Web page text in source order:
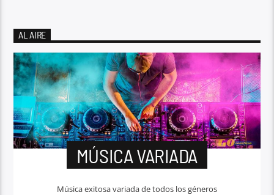
AL AIRE
MÚSICA VARIADA
Música exitosa variada de todos los géneros